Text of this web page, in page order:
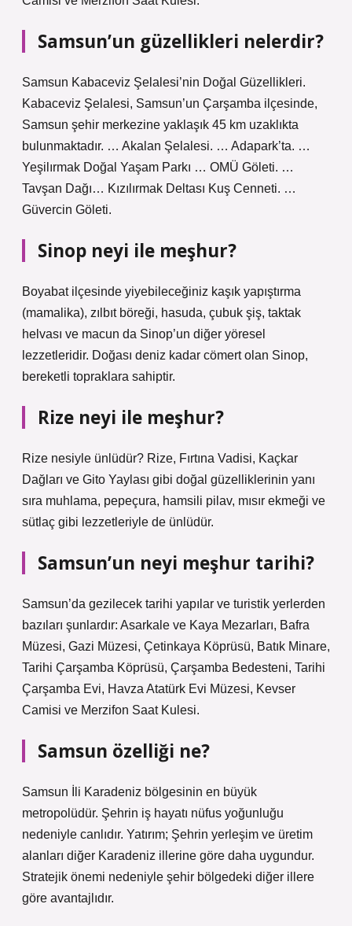
Samsun’un güzellikleri nelerdir?
Samsun Kabaceviz Şelalesi’nin Doğal Güzellikleri.
Kabaceviz Şelalesi, Samsun’un Çarşamba ilçesinde,
Samsun şehir merkezine yaklaşık 45 km uzaklıkta
bulunmaktadır. … Akalan Şelalesi. … Adapark’ta. …
Yeşilırmak Doğal Yaşam Parkı … OMÜ Göleti. …
Tavşan Dağı… Kızılırmak Deltası Kuş Cenneti. …
Güvercin Göleti.
Sinop neyi ile meşhur?
Boyabat ilçesinde yiyebileceğiniz kaşık yapıştırma
(mamalika), zılbıt böreği, hasuda, çubuk şiş, taktak
helvası ve macun da Sinop’un diğer yöresel
lezzetleridir. Doğası deniz kadar cömert olan Sinop,
bereketli topraklara sahiptir.
Rize neyi ile meşhur?
Rize nesiyle ünlüdür? Rize, Fırtına Vadisi, Kaçkar
Dağları ve Gito Yaylası gibi doğal güzelliklerinin yanı
sıra muhlama, pepeçura, hamsili pilav, mısır ekmeği ve
sütlaç gibi lezzetleriyle de ünlüdür.
Samsun’un neyi meşhur tarihi?
Samsun’da gezilecek tarihi yapılar ve turistik yerlerden
bazıları şunlardır: Asarkale ve Kaya Mezarları, Bafra
Müzesi, Gazi Müzesi, Çetinkaya Köprüsü, Batık Minare,
Tarihi Çarşamba Köprüsü, Çarşamba Bedesteni, Tarihi
Çarşamba Evi, Havza Atatürk Evi Müzesi, Kevser
Camisi ve Merzifon Saat Kulesi.
Samsun özelliği ne?
Samsun İli Karadeniz bölgesinin en büyük
metropolüdür. Şehrin iş hayatı nüfus yoğunluğu
nedeniyle canlıdır. Yatırım; Şehrin yerleşim ve üretim
alanları diğer Karadeniz illerine göre daha uygundur.
Stratejik önemi nedeniyle şehir bölgedeki diğer illere
göre avantajlıdır.